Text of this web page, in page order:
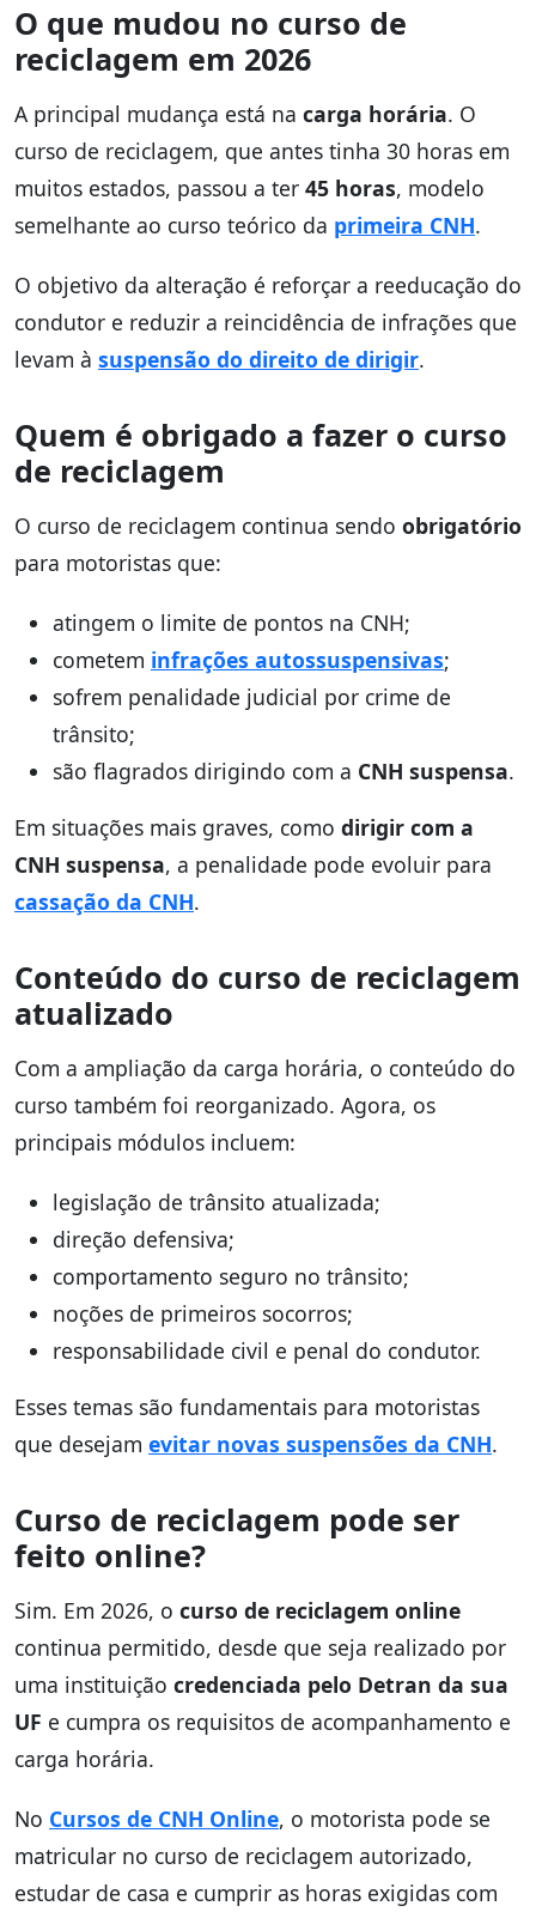
O que mudou no curso de
reciclagem em 2026
A principal mudança está na carga horária. O
curso de reciclagem, que antes tinha 30 horas em
muitos estados, passou a ter 45 horas, modelo
semelhante ao curso teórico da primeira CNH.
O objetivo da alteração é reforçar a reeducação do
condutor e reduzir a reincidência de infrações que
levam à suspensão do direito de dirigir.
Quem é obrigado a fazer o curso
de reciclagem
O curso de reciclagem continua sendo obrigatório
para motoristas que:
atingem o limite de pontos na CNH;
cometem infrações autossuspensivas;
sofrem penalidade judicial por crime de
trânsito;
são flagrados dirigindo com a CNH suspensa.
Em situações mais graves, como dirigir com a
CNH suspensa, a penalidade pode evoluir para
cassação da CNH.
Conteúdo do curso de reciclagem
atualizado
Com a ampliação da carga horária, o conteúdo do
curso também foi reorganizado. Agora, os
principais módulos incluem:
legislação de trânsito atualizada;
direção defensiva;
comportamento seguro no trânsito;
noções de primeiros socorros;
responsabilidade civil e penal do condutor.
Esses temas são fundamentais para motoristas
que desejam evitar novas suspensões da CNH.
Curso de reciclagem pode ser
feito online?
Sim. Em 2026, o curso de reciclagem online
continua permitido, desde que seja realizado por
uma instituição credenciada pelo Detran da sua
UF e cumpra os requisitos de acompanhamento e
carga horária.
No Cursos de CNH Online, o motorista pode se
matricular no curso de reciclagem autorizado,
estudar de casa e cumprir as horas exigidas com